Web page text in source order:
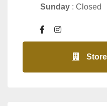
Sunday : Closed